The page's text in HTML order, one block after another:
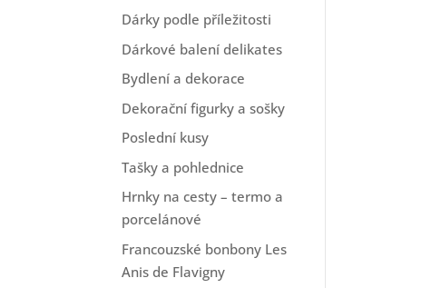
Dárky podle příležitosti
Dárkové balení delikates
Bydlení a dekorace
Dekorační figurky a sošky
Poslední kusy
Tašky a pohlednice
Hrnky na cesty – termo a
porcelánové
Francouzské bonbony Les
Anis de Flavigny